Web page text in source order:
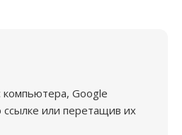
Google
или перетащив их